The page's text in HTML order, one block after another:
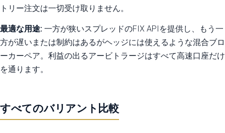
トリー注文は一切受け取りません。
最適な用途: 一方が狭いスプレッドのFIX APIを提供し、もう一
方が遅いまたは制約はあるがヘッジには使えるような混合ブロ
ーカーペア。利益の出るアービトラージはすべて高速口座だけ
を通ります。
すべてのバリアント比較